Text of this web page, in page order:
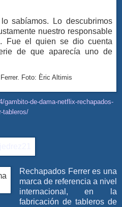
sabíamos. Lo descubrimos
nuestro responsable
Fue el quien se dio cuenta
de que aparecía uno de
Foto: Èric Altimis
gambito-de-dama-netflix-rechapados-
tableros/
​Rechapados Ferrer es una
marca de referencia a nivel
internacional, en la
fabricación de tableros de